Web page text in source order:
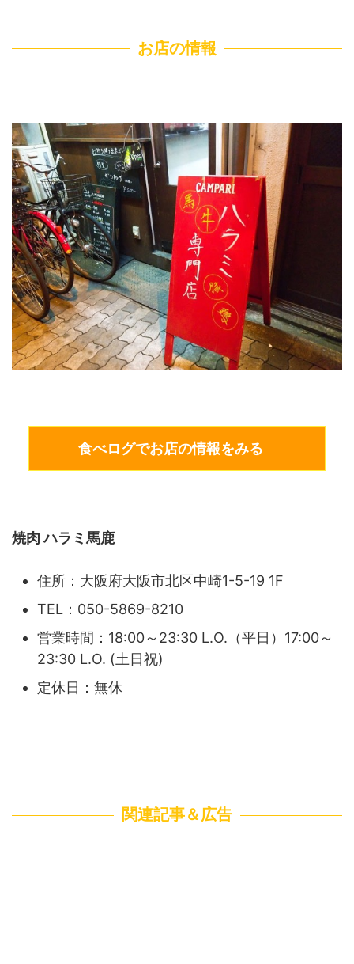
お店の情報
食べログでお店の情報をみる
焼肉 ハラミ馬鹿
住所：大阪府大阪市北区中崎1-5-19 1F
TEL：050-5869-8210
営業時間：18:00～23:30 L.O.（平日）17:00～
23:30 L.O. (土日祝)
定休日：無休
関連記事＆広告